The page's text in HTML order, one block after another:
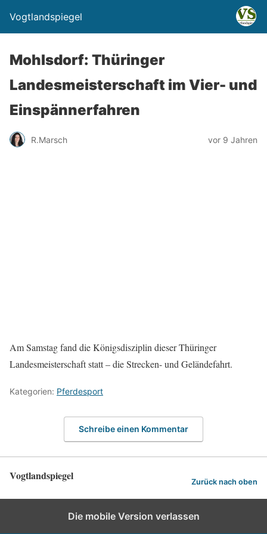
Vogtlandspiegel
Mohlsdorf: Thüringer
Landesmeisterschaft im Vier- und
Einspännerfahren
R.Marsch vor 9 Jahren
Am Samstag fand die Königsdisziplin dieser Thüringer
Landesmeisterschaft statt – die Strecken- und Geländefahrt.
Kategorien: Pferdesport
Schreibe einen Kommentar
Vogtlandspiegel Zurück nach oben
Die mobile Version verlassen